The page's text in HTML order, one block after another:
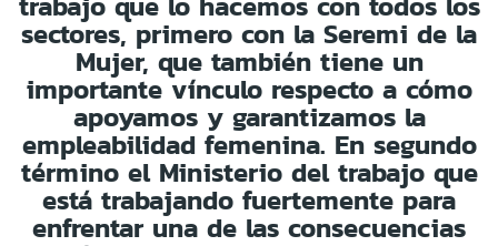
sectores, primero con la Seremi de la
Mujer, que también tiene un
importante vínculo respecto a cómo
apoyamos y garantizamos la
empleabilidad femenina. En segundo
término el Ministerio del trabajo que
está trabajando fuertemente para
enfrentar una de las consecuencias